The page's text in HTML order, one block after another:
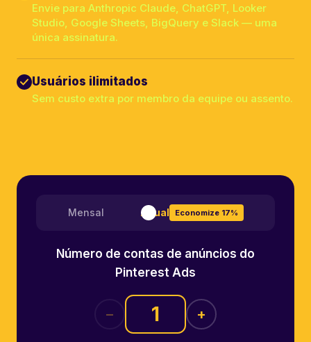
Envie para Anthropic Claude, ChatGPT, Looker
Studio, Google Sheets, BigQuery e Slack — uma
única assinatura.
Usuários ilimitados
Sem custo extra por membro da equipe ou assento.
Mensal Anual Economize 17%
Número de contas de anúncios do
Pinterest Ads
− +